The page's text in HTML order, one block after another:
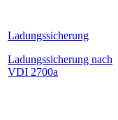
Ladungssicherung
Ladungssicherung nach
VDI 2700a